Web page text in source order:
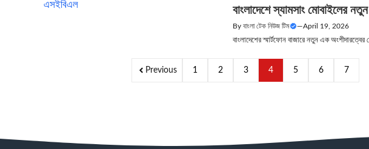
বাংলাদেশে স্যামসাং মোবাইলের
Byবাংলা টেক নিউজ টিম —April 19, 2026
বাংলাদেশের স্মার্টফোন বাজারে নতুন এক
Previous 1 2 3 4 5 6 7